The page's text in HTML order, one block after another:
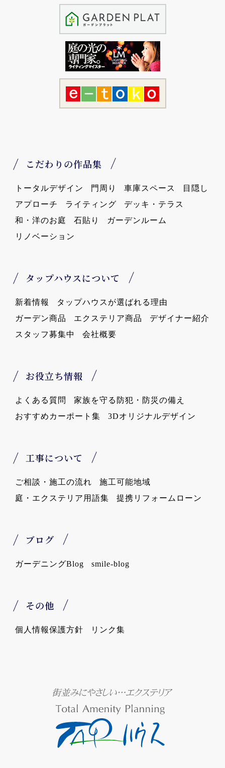
こだわりの作品集
トータルデザイン 門周り 車庫スペース
目隠し
アプローチ
ライティング
デッキ・テラス
和・洋のお庭
石貼り
ガーデンルーム
リノベーション
タップハウスについて
新着情報
タップハウスが選ばれる理由
ガーデン商品
エクステリア商品
デザイナー紹介
スタッフ募集中
会社概要
お役立ち情報
よくある質問
家族を守る防犯・防災の備え
おすすめカーポート集
3Dオリジナルデザイン
工事について
ご相談・施工の流れ
施工可能地域
庭・エクステリア用語集
提携リフォームローン
ブログ
ガーデニングBlog smile-blog
その他
個人情報保護方針 リンク集